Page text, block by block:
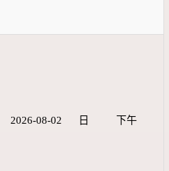
2026-08-02 日 下午